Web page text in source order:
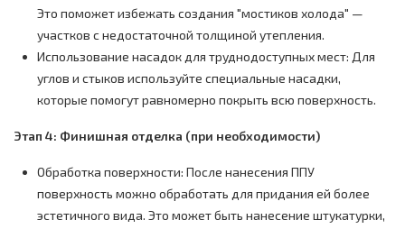
Это поможет избежать создания "мостиков холода" —
участков с недостаточной толщиной утепления.
Использование насадок для труднодоступных мест: Для
углов и стыков используйте специальные насадки,
которые помогут равномерно покрыть всю поверхность.
Этап 4: Финишная отделка (при необходимости)
Обработка поверхности: После нанесения ППУ
поверхность можно обработать для придания ей более
эстетичного вида. Это может быть нанесение штукатурки,